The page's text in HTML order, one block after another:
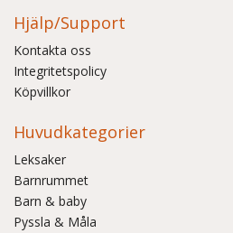
Hjälp/Support
Kontakta oss
Integritetspolicy
Köpvillkor
Huvudkategorier
Leksaker
Barnrummet
Barn & baby
Pyssla & Måla